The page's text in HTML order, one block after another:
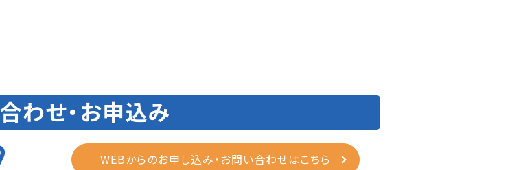
わせ・お申込み
WEBからのお申し込み・お問い合わせはこちら